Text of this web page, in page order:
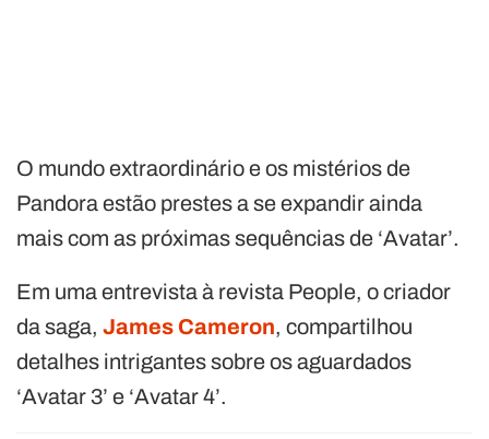
O mundo extraordinário e os mistérios de
Pandora estão prestes a se expandir ainda
mais com as próximas sequências de ‘Avatar’.
Em uma entrevista à revista People, o criador
da saga, James Cameron, compartilhou
detalhes intrigantes sobre os aguardados
‘Avatar 3’ e ‘Avatar 4’.